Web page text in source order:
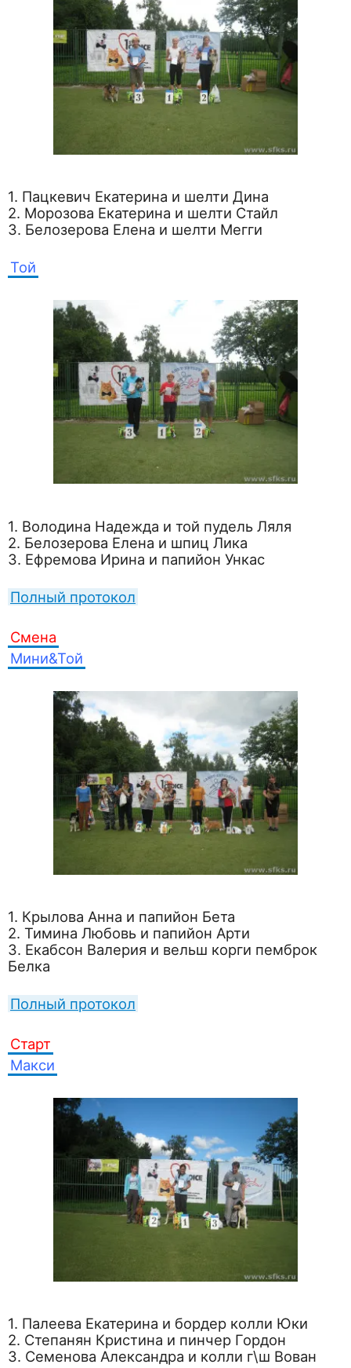
1. Пацкевич Екатерина и шелти Дина
2. Морозова Екатерина и шелти Стайл
3. Белозерова Елена и шелти Мегги
Той
1. Володина Надежда и той пудель Ляля
2. Белозерова Елена и шпиц Лика
3. Ефремова Ирина и папийон Ункас
Полный протокол
Смена
Мини&Той
1. Крылова Анна и папийон Бета
2. Тимина Любовь и папийон Арти
3. Екабсон Валерия и вельш корги пемброк
Белка
Полный протокол
Старт
Макси
1. Палеева Екатерина и бордер колли Юки
2. Степанян Кристина и пинчер Гордон
3. Семенова Александра и колли г\ш Вован